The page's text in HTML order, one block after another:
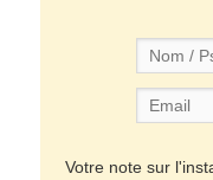
Votre note sur